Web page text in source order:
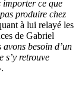
importer ce que
produire chez
à lui relayé les
de Gabriel
besoin d’un
s’y retrouve
.